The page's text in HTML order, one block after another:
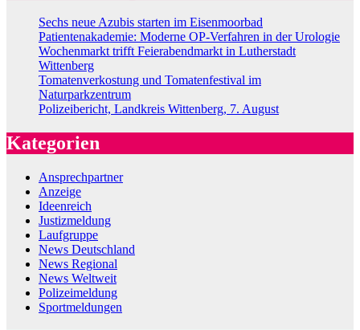
Sechs neue Azubis starten im Eisenmoorbad
Patientenakademie: Moderne OP-Verfahren in der Urologie
Wochenmarkt trifft Feierabendmarkt in Lutherstadt
Wittenberg
Tomatenverkostung und Tomatenfestival im
Naturparkzentrum
Polizeibericht, Landkreis Wittenberg, 7. August
Kategorien
Ansprechpartner
Anzeige
Ideenreich
Justizmeldung
Laufgruppe
News Deutschland
News Regional
News Weltweit
Polizeimeldung
Sportmeldungen